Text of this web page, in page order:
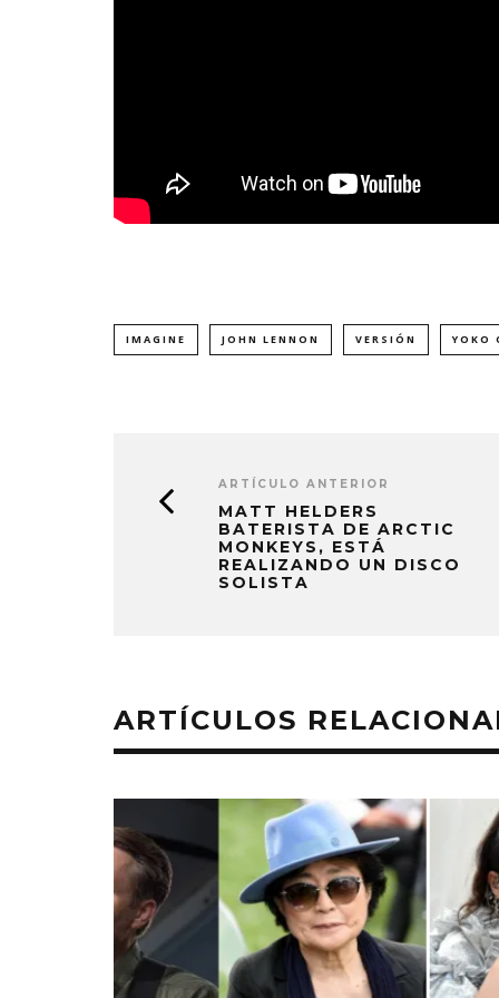
IMAGINE JOHN LENNON VERSIÓN YOKO
ARTÍCULO ANTERIOR
MATT HELDERS
BATERISTA DE ARCTIC
MONKEYS, ESTÁ
REALIZANDO UN DISCO
SOLISTA
ARTÍCULOS